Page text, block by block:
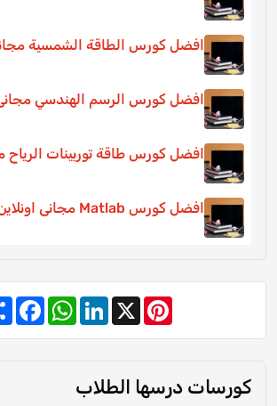
افضل كورس الطاقة الشمسية
افضل كورس الرسم الهندسي مجانى
افضل كورس طاقة توربينات الرياح
افضل كورس Matlab مجانى اونلاين
WhatsAppLinkedIn X
Pinterest
كورسات درسها الطلاب